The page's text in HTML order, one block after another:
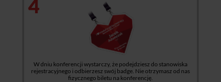
4
W dniu konferencji wystarczy, że podejdziesz do stanowiska
rejestracyjnego i odbierzesz swój badge. Nie otrzymasz od nas
fizycznego biletu na konferencję.